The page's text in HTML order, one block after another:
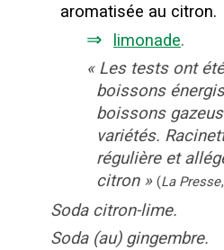
aromatisée au citron.
⇒ limonade.
« Les tests ont
boissons
boissons
variétés.
régulière et
citron » (La Presse,
Soda citron-lime.
Soda (au) gingembre.